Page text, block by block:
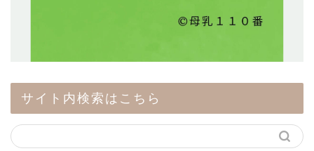
サイト内検索はこちら